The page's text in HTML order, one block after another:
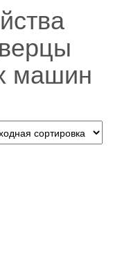
машин